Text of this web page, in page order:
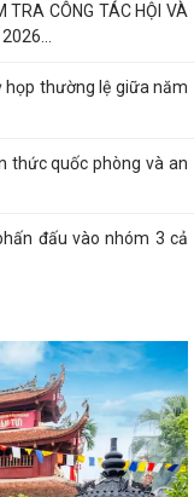
TRA CÔNG TÁC HỘI VÀ
họp thường lệ giữa năm
thức quốc phòng và an
đấu vào nhóm 3 cả
với học sinh, sinh viên
kỹ năng thương lượng,
CHIẾN SĨ CÔNG AN